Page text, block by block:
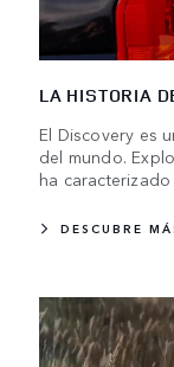
LA HISTORIA
El Discovery es
del mundo.
ha
DESCUBRE